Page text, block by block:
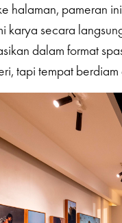
halaman, pameran
karya secara
dalam format
tapi tempat